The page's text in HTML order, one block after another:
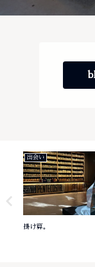
出会い
掛け算。